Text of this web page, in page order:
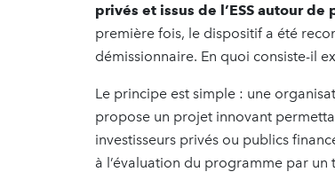
privés et issus de l’ESS autour
première fois, le dispositif a été
démissionnaire. En quoi consiste-il
Le principe est simple : une
propose un projet innovant
investisseurs privés ou publics
à l’évaluation du programme par un